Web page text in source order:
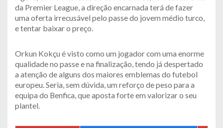
da Premier League, a direção encarnada terá de fazer
uma oferta irrecusável pelo passe do jovem médio turco,
e tentar baixar o preço.
Orkun Kokçu é visto como um jogador com uma enorme
qualidade no passe e na finalização, tendo já despertado
a atenção de alguns dos maiores emblemas do futebol
europeu. Seria, sem dúvida, um reforço de peso para a
equipa do Benfica, que aposta forte em valorizar o seu
plantel.